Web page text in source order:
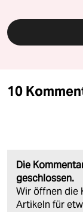
10
Die
geschlossen.
Wir öffnen die
Artikeln für